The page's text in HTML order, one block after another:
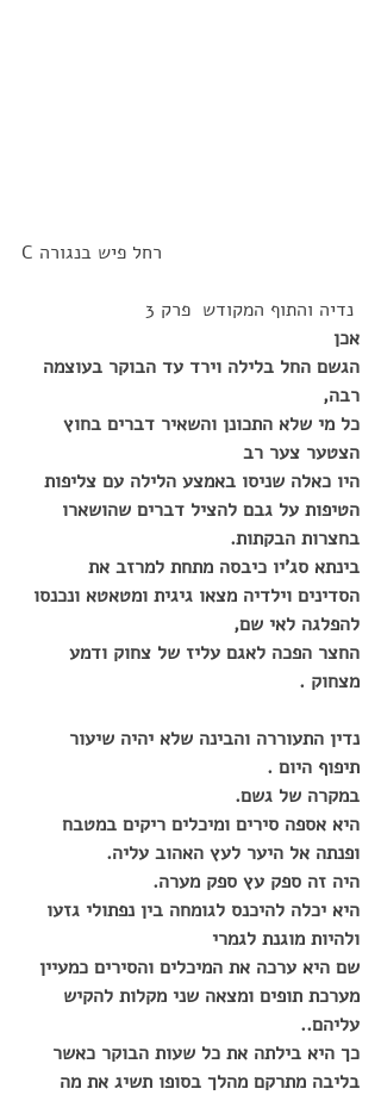
C רחל פיש בנגורה
אכן
הגשם החל בלילה וירד עד הבוקר בעוצמה
רבה,
כל מי שלא התכונן והשאיר דברים בחוץ
הצטער צער רב
היו כאלה שניסו באמצע הלילה עם צליפות
הטיפות על גבם להציל דברים שהושארו
בחצרות הבקתות.
בינתא סג'יו כיבסה מתחת למרזב את
הסדינים וילדיה מצאו גיגית ומטאטא ונכנסו
להפלגה לאי שם,
החצר הפכה לאגם עליז של צחוק ודמע
מצחוק .
נדין התעוררה והבינה שלא יהיה שיעור
תיפוף היום .
במקרה של גשם.
היא אספה סירים ומיכלים ריקים במטבח
ופנתה אל היער לעץ האהוב עליה.
היה זה ספק עץ ספק מערה.
היא יכלה להיכנס לגומחה בין נפתולי גזעו
ולהיות מוגנת לגמרי
שם היא ערכה את המיכלים והסירים כמעיין
מערכת תופים ומצאה שני מקלות להקיש
עליהם..
כך היא בילתה את כל שעות הבוקר כאשר
בליבה מתרקם מהלך בסופו תשיג את מה